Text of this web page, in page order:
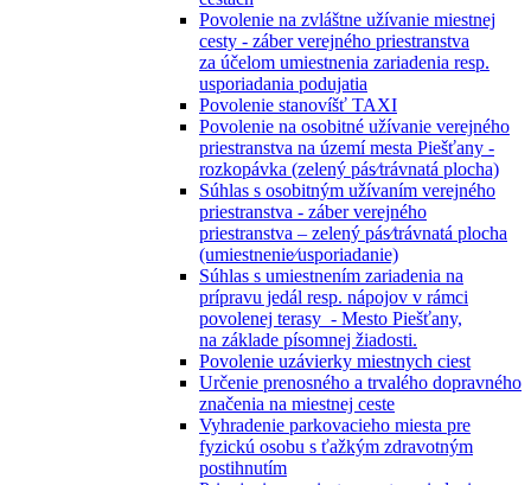
Povolenie na zvláštne užívanie miestnej
cesty - záber verejného priestranstva
za účelom umiestnenia zariadenia resp.
usporiadania podujatia
Povolenie stanovíšť TAXI
Povolenie na osobitné užívanie verejného
priestranstva na území mesta Piešťany -
rozkopávka (zelený pás⁄trávnatá plocha)
Súhlas s osobitným užívaním verejného
priestranstva - záber verejného
priestranstva – zelený pás⁄trávnatá plocha
(umiestnenie⁄usporiadanie)
Súhlas s umiestnením zariadenia na
prípravu jedál resp. nápojov v rámci
povolenej terasy - Mesto Piešťany,
na základe písomnej žiadosti.
Povolenie uzávierky miestnych ciest
Určenie prenosného a trvalého dopravného
značenia na miestnej ceste
Vyhradenie parkovacieho miesta pre
fyzickú osobu s ťažkým zdravotným
postihnutím